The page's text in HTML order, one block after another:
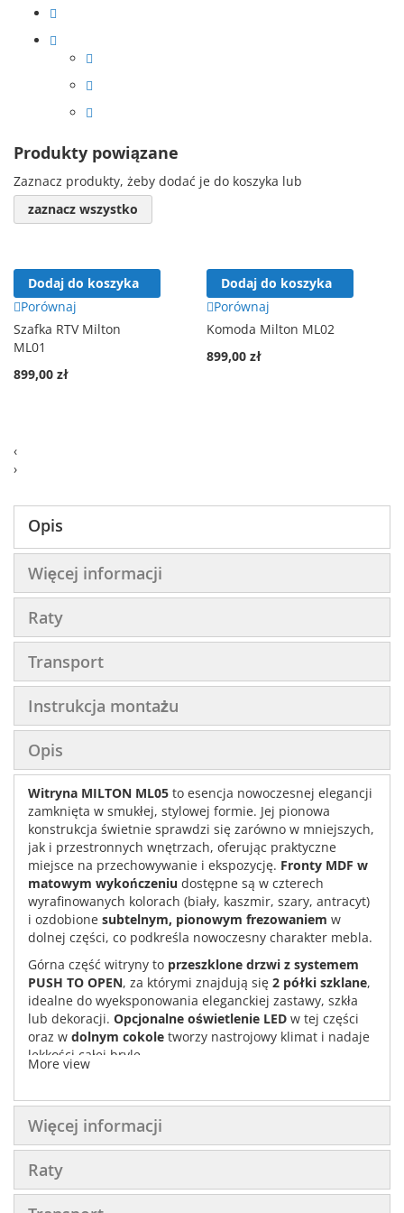
Produkty powiązane
Zaznacz produkty, żeby dodać je do koszyka lub
zaznacz wszystko
Dodaj do koszyka
Porównaj
Szafka RTV Milton
ML01
899,00 zł
Dodaj do koszyka
Porównaj
Komoda Milton ML02
899,00 zł
‹
›
Opis
Więcej informacji
Raty
Transport
Instrukcja montażu
Opis
Witryna MILTON ML05 to esencja nowoczesnej elegancji
zamknięta w smukłej, stylowej formie. Jej pionowa
konstrukcja świetnie sprawdzi się zarówno w mniejszych,
jak i przestronnych wnętrzach, oferując praktyczne
miejsce na przechowywanie i ekspozycję. Fronty MDF w
matowym wykończeniu dostępne są w czterech
wyrafinowanych kolorach (biały, kaszmir, szary, antracyt)
i ozdobione subtelnym, pionowym frezowaniem w
dolnej części, co podkreśla nowoczesny charakter mebla.
Górna część witryny to przeszklone drzwi z systemem
PUSH TO OPEN, za którymi znajdują się 2 półki szklane,
idealne do wyeksponowania eleganckiej zastawy, szkła
lub dekoracji. Opcjonalne oświetlenie LED w tej części
oraz w dolnym cokole tworzy nastrojowy klimat i nadaje
lekkości całej bryle.
uchwytem, za którymi kryją siędwie pojemne półki.
Dzięki
systemowi cichego domyku zintegrowanemu z
zawiasem, codzienne użytkowanie jest komfortowe i
bezgłośne.
Korpus mebla wykonany w dekorze
wprowadza do wnętrza przyjemne ciepło i świetnie
More view
Więcej informacji
Raty